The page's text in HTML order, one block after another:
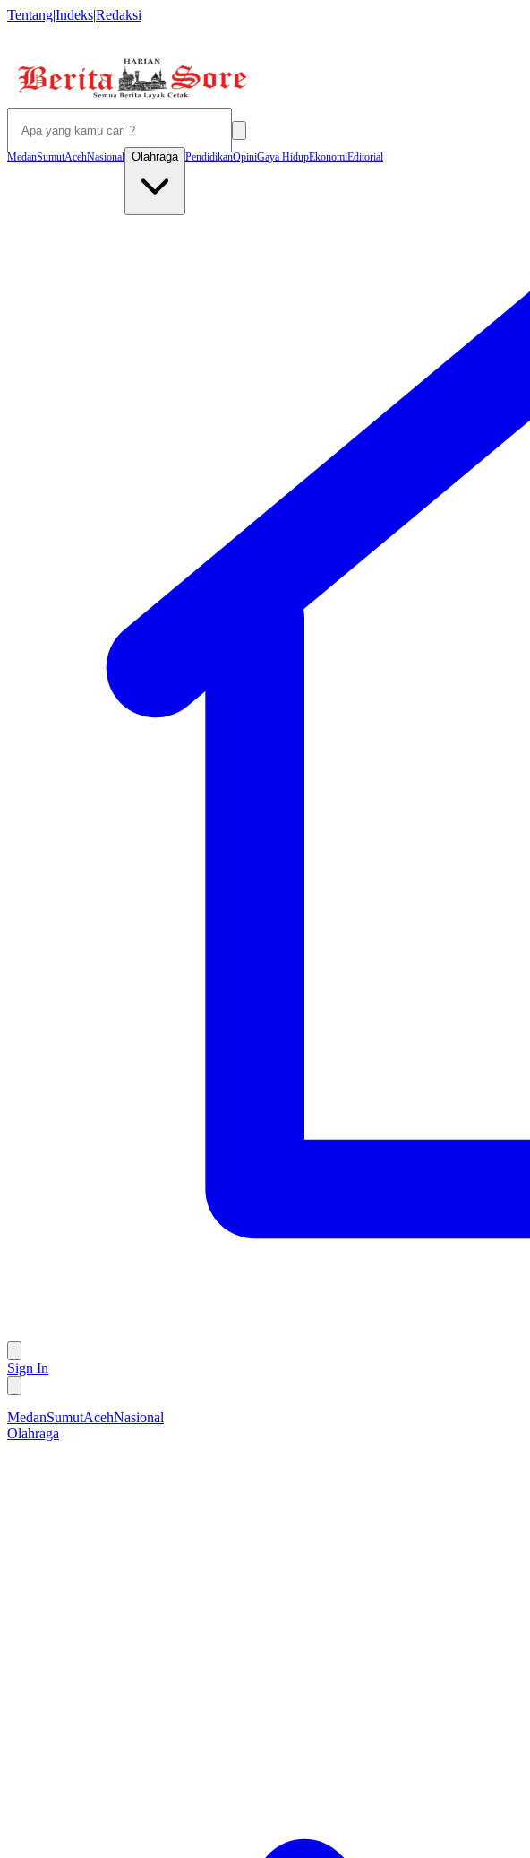
Tentang|Indeks|Redaksi
MedanSumutAcehNasional Olahraga PendidikanOpiniGaya HidupEkonomiEditorial
Sign In
MedanSumutAcehNasional
Olahraga